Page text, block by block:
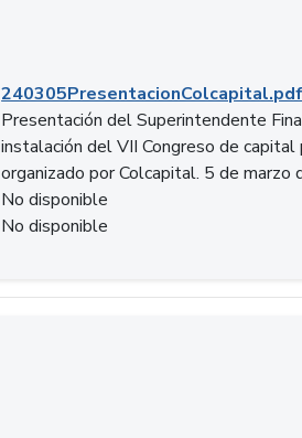
240305PresentacionColcapital.pdf
Presentación del Superintendente
instalación del VII Congreso de
organizado por Colcapital. 5 de marzo
No disponible
No disponible